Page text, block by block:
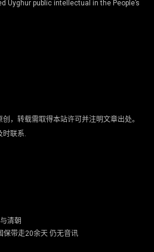
Uyghur public intellectual in the People’s
，转载需取得本站许可并注明文章出处。
时联系.
清朝
保带走20余天 仍无音讯